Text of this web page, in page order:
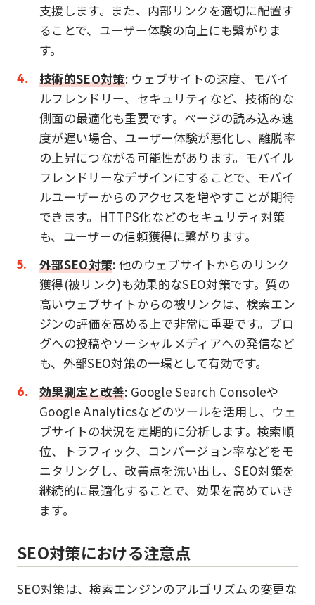
支援します。また、内部リンクを適切に配置す
ることで、ユーザー体験の向上にも繋がりま
す。
技術的SEO対策: ウェブサイトの速度、モバイ
ルフレンドリー、セキュリティなど、技術的な
側面の最適化も重要です。ページの読み込み速
度が遅い場合、ユーザー体験が悪化し、離脱率
の上昇につながる可能性があります。モバイル
フレンドリーなデザインにすることで、モバイ
ルユーザーからのアクセスを増やすことが期待
できます。HTTPS化などのセキュリティ対策
も、ユーザーの信頼獲得に繋がります。
外部SEO対策: 他のウェブサイトからのリンク
獲得(被リンク)も効果的なSEO対策です。質の
高いウェブサイトからの被リンクは、検索エン
ジンの評価を高める上で非常に重要です。ブロ
グへの投稿やソーシャルメディアへの発信など
も、外部SEO対策の一環として有効です。
効果測定と改善: Google Search Consoleや
Google Analyticsなどのツールを活用し、ウェ
ブサイトの状況を定期的に分析します。検索順
位、トラフィック、コンバージョン率などをモ
ニタリングし、改善点を洗い出し、SEO対策を
継続的に最適化することで、効果を高めていき
ます。
SEO対策における注意点
SEO対策は、検索エンジンのアルゴリズムの変更な